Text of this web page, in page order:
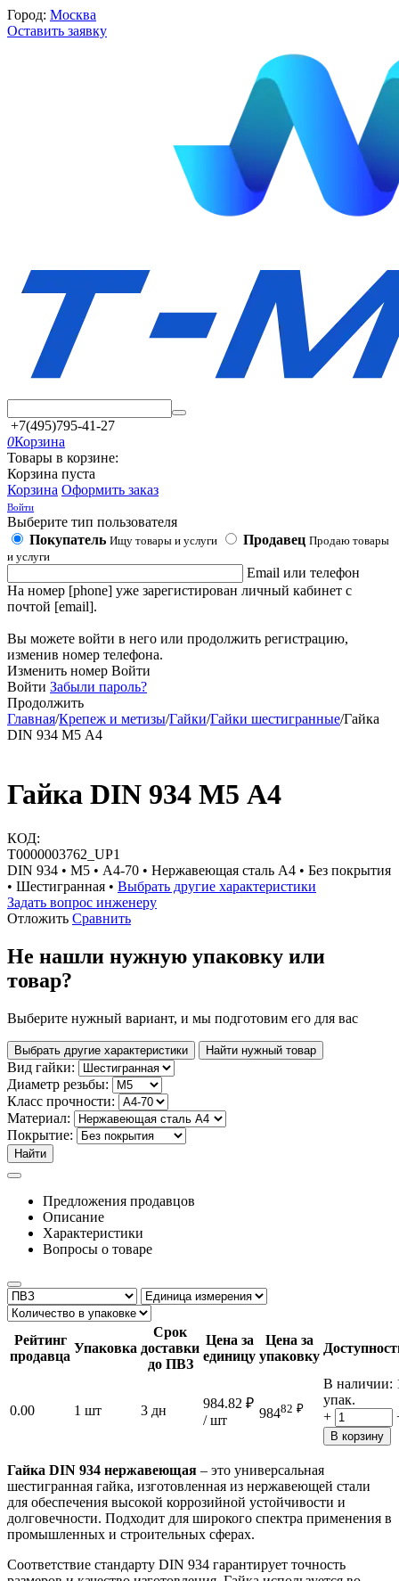
Город: Москва
Оставить заявку
+7(495)795-41-27
0Корзина
Товары в корзине:
Корзина пуста
Корзина Оформить заказ
Войти
Выберите тип пользователя
Покупатель Ищу товары и услуги Продавец Продаю товары
и услуги
Email или телефон
На номер [phone] уже зарегистирован личный кабинет с
почтой [email].
Вы можете войти в него или продолжить регистрацию,
изменив номер телефона.
Изменить номер Войти
Войти Забыли пароль?
Продолжить
Главная/Крепеж и метизы/Гайки/Гайки шестигранные/Гайка
DIN 934 М5 А4
Гайка DIN 934 М5 А4
КОД:
Т0000003762_UP1
DIN 934 • М5 • A4-70 • Нержавеющая сталь A4 • Без покрытия
• Шестигранная • Выбрать другие характеристики
Задать вопрос инженеру
Отложить Сравнить
Не нашли нужную упаковку или
товар?
Выберите нужный вариант, и мы подготовим его для вас
Выбрать другие характеристики Найти нужный товар
Вид гайки:
Диаметр резьбы:
Класс прочности:
Материал:
Покрытие:
Найти
Предложения продавцов
Описание
Характеристики
Вопросы о товаре
Рейтинг
продавца
Упаковка
Срок
доставки
до ПВЗ
Цена за
единицу
Цена за
упаковку
0.00 1 шт 3 дн 984.82 ₽
/ шт
98482 ₽
В наличии:
упак.
+
В корзину
Гайка DIN 934 нержавеющая – это универсальная
шестигранная гайка, изготовленная из нержавеющей стали
для обеспечения высокой коррозийной устойчивости и
долговечности. Подходит для широкого спектра применения в
промышленных и строительных сферах.
Соответствие стандарту DIN 934 гарантирует точность